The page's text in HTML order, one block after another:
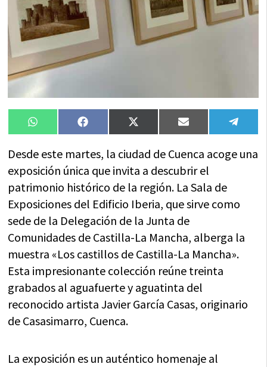
Compartir
en
WhatsAppCompartir
en
FacebookCompartir
en
X
(Twitter)
Compartir
en
Email
en
Desde este martes, la ciudad de Cuenca acoge una
exposición única que invita a descubrir el
patrimonio histórico de la región. La Sala de
Exposiciones del Edificio Iberia, que sirve como
sede de la Delegación de la Junta de
Comunidades de Castilla-La Mancha, alberga la
muestra «Los castillos de Castilla-La Mancha».
Esta impresionante colección reúne treinta
grabados al aguafuerte y aguatinta del
reconocido artista Javier García Casas, originario
de Casasimarro, Cuenca.
La exposición es un auténtico homenaje al